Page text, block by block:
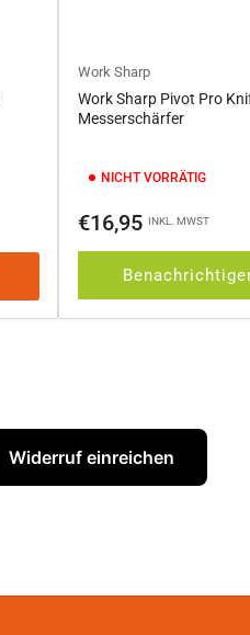
Work Sharp
Work Sharp Pivot Pro
Messerschärfer
NICHT VORRÄTIG
Normaler
€16,95 INKL. MWST
Widerruf einreichen